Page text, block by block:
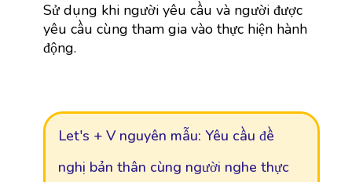
Sử dụng khi người yêu cầu và người được
yêu cầu cùng tham gia vào thực hiện hành
động.
Let's + V nguyên mẫu: Yêu cầu đề
nghị bản thân cùng người nghe thực